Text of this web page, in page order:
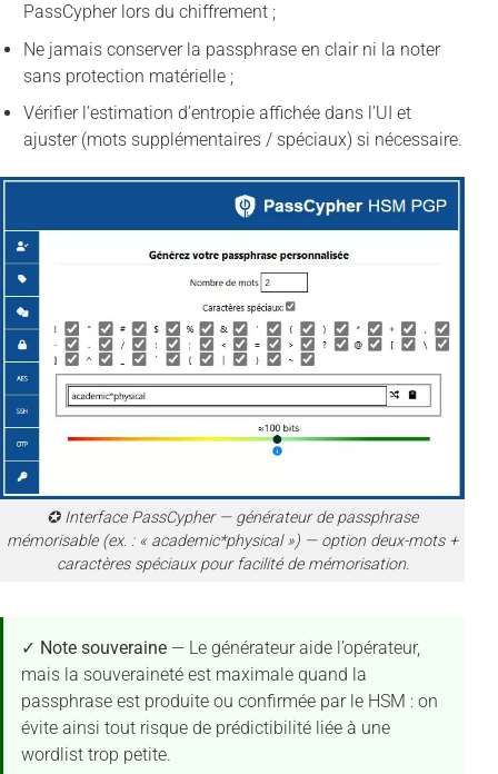
PassCypher lors du chiffrement ;
Ne jamais conserver la passphrase en clair ni la noter
sans protection matérielle ;
Vérifier l’estimation d’entropie affichée dans l’UI et
ajuster (mots supplémentaires / spéciaux) si nécessaire.
✪ Interface PassCypher — générateur de passphrase
mémorisable (ex. : « academic*physical ») — option deux-mots +
caractères spéciaux pour facilité de mémorisation.
✓ Note souveraine — Le générateur aide l’opérateur,
mais la souveraineté est maximale quand la
passphrase est produite ou confirmée par le HSM : on
évite ainsi tout risque de prédictibilité liée à une
wordlist trop petite.